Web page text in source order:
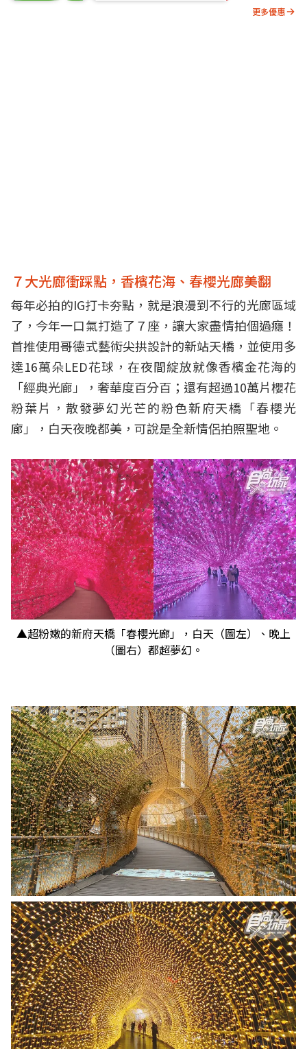
更多優惠
７大光廊衝踩點，香檳花海、春櫻光廊美翻
每年必拍的IG打卡夯點，就是浪漫到不行的光廊區域
了，今年一口氣打造了７座，讓大家盡情拍個過癮！
首推使用哥德式藝術尖拱設計的新站天橋，並使用多
達16萬朵LED花球，在夜間綻放就像香檳金花海的
「經典光廊」，奢華度百分百；還有超過10萬片櫻花
粉葉片，散發夢幻光芒的粉色新府天橋「春櫻光
廊」，白天夜晚都美，可說是全新情侶拍照聖地。
▲超粉嫩的新府天橋「春櫻光廊」，白天（圖左）、晚上
（圖右）都超夢幻。